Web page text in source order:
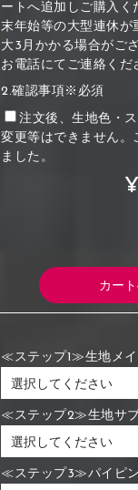
ートへ追加しご購入く
末年始等の大型連休が
大3月かかる場合がご
お電話にてご連絡くだ
2.確認事項※必須
注文後、生地色・
変更等はできません。
ました。
≪ステップ1≫生地メ
≪ステップ2≫生地サ
≪ステップ3≫パイピ